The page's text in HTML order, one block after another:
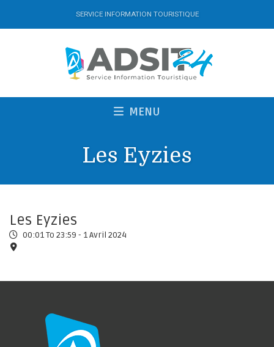
SERVICE INFORMATION TOURISTIQUE
MENU
Les Eyzies
Les Eyzies
00:01 To 23:59 - 1 Avril 2024